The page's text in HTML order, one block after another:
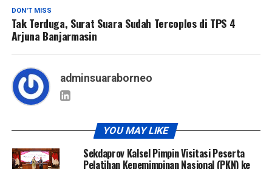
DON'T MISS
Tak Terduga, Surat Suara Sudah Tercoplos di TPS 4
Arjuna Banjarmasin
adminsuaraborneo
YOU MAY LIKE
Sekdaprov Kalsel Pimpin Visitasi Peserta
Pelatihan Kepemimpinan Nasional (PKN) ke